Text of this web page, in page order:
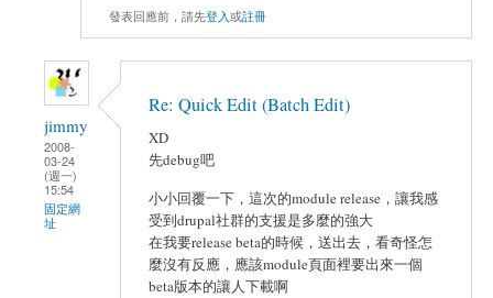
發表回應前，請先登入或註冊
jimmy
2008-
03-24
(週一)
15:54
固定網
址
Re: Quick Edit (Batch Edit)
XD
先debug吧
小小回覆一下，這次的module release，讓我感
受到drupal社群的支援是多麼的強大
在我要release beta的時候，送出去，看奇怪怎
麼沒有反應，應該module頁面裡要出來一個
beta版本的讓人下載啊